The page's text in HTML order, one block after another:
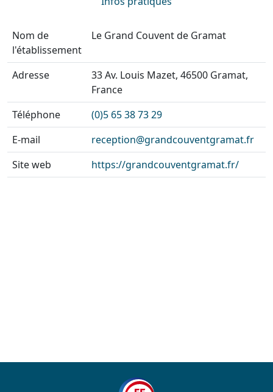
Nom de
l'établissement
Le Grand Couvent de Gramat
Adresse
33 Av. Louis Mazet, 46500 Gramat,
France
Téléphone
(0)5 65 38 73 29
E-mail
reception@grandcouventgramat.fr
Site web
https://grandcouventgramat.fr/